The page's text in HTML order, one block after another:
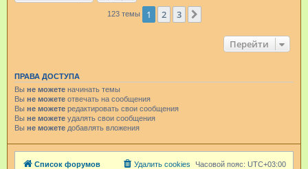
123 темы 1 2 3
Перейти
ПРАВА ДОСТУПА
Вы не можете начинать темы
Вы не можете отвечать на сообщения
Вы не можете редактировать свои сообщения
Вы не можете удалять свои сообщения
Вы не можете добавлять вложения
Список форумов Часовой пояс: UTC+03:00
Удалить cookies